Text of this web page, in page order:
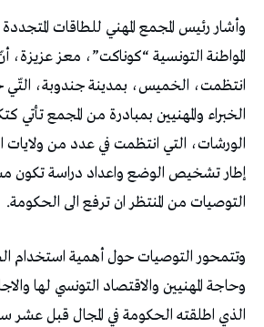
وأشار رئيس المجمع المهني للطاقات
المواطنة التونسية “كوناكت”، معز عزيزة،
انتظمت، الخميس، بمدينة جندوبة،
الخبراء والمهنيين بمبادرة من المجمع
الورشات، التي انتظمت في عدد من ولايات
إطار تشخيص الوضع واعداد دراسة تكون
التوصيات من المنتظر ان ترفع الى الحكومة.
وتتمحور التوصيات حول أهمية استخدام
وحاجة المهنيين والاقتصاد التونسي لها
الذي اطلقته الحكومة في المجال قبل عشر